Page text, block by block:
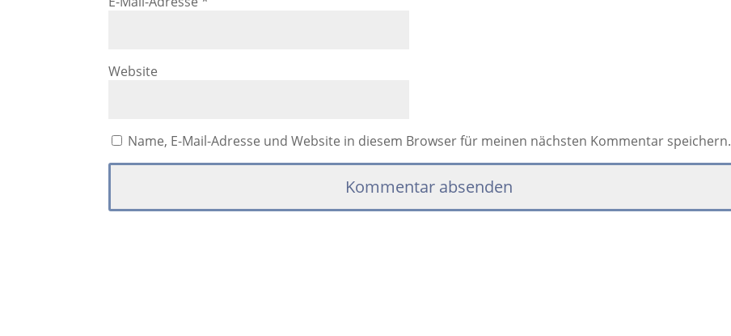
Website
Name, E-Mail-Adresse und Website in diesem Browser für meinen nächsten Kommentar speichern.